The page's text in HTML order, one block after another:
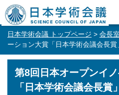
日本学術会議 トップページ > 会長室
ーション大賞「日本学術会議会長
第8回日本オープンイ
「日本学術会議会長賞